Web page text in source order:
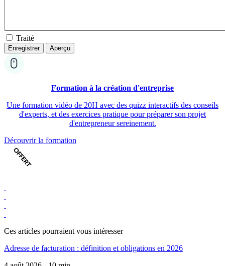
Traité
Formation à la création d'entreprise
Une formation vidéo de 20H avec des quizz interactifs des conseils
d'experts, et des exercices pratique pour préparer son projet
d'entrepreneur sereinement.
Découvrir la formation
Ces articles pourraient vous intéresser
Adresse de facturation : définition et obligations en 2026